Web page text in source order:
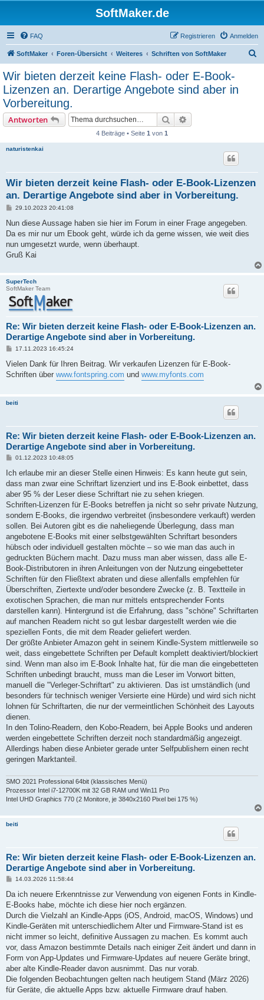
SoftMaker.de
FAQ Anmelden
Registrieren
SoftMaker Foren-Übersicht Weiteres Schriften von SoftMaker
Wir bieten derzeit keine Flash- oder E-Book-
Lizenzen an. Derartige Angebote sind aber in
Vorbereitung.
Antworten Suche
4 Beiträge • Seite 1 von 1
naturistenkai
Wir bieten derzeit keine Flash- oder E-Book-Lizenzen
an. Derartige Angebote sind aber in Vorbereitung.
B
r
a
29.10.2023 20:41:08
Nun diese Aussage haben sie hier im Forum in einer Frage angegeben.
Da es mir nur um Ebook geht, würde ich da gerne wissen, wie weit dies
nun umgesetzt wurde, wenn überhaupt.
Gruß Kai
SuperTech
SoftMaker Team
Re: Wir bieten derzeit keine Flash- oder E-Book-Lizenzen an.
Derartige Angebote sind aber in Vorbereitung.
B
i
r
17.11.2023 16:45:24
Vielen Dank für Ihren Beitrag. Wir verkaufen Lizenzen für E-Book-
Schriften über www.fontspring.com und www.myfonts.com
beiti
Re: Wir bieten derzeit keine Flash- oder E-Book-Lizenzen an.
Derartige Angebote sind aber in Vorbereitung.
B
i
r
a
01.12.2023 10:48:05
Ich erlaube mir an dieser Stelle einen Hinweis: Es kann heute gut sein,
dass man zwar eine Schriftart lizenziert und ins E-Book einbettet, dass
aber 95 % der Leser diese Schriftart nie zu sehen kriegen.
Schriften-Lizenzen für E-Books betreffen ja nicht so sehr private Nutzung,
sondern E-Books, die irgendwo verbreitet (insbesondere verkauft) werden
sollen. Bei Autoren gibt es die naheliegende Überlegung, dass man
angebotene E-Books mit einer selbstgewählten Schriftart besonders
hübsch oder individuell gestalten möchte – so wie man das auch in
gedruckten Büchern macht. Dazu muss man aber wissen, dass alle E-
Book-Distributoren in ihren Anleitungen von der Nutzung eingebetteter
Schriften für den Fließtext abraten und diese allenfalls empfehlen für
Überschriften, Ziertexte und/oder besondere Zwecke (z. B. Textteile in
exotischen Sprachen, die man nur mittels entsprechender Fonts
darstellen kann). Hintergrund ist die Erfahrung, dass "schöne" Schriftarten
auf manchen Readern nicht so gut lesbar dargestellt werden wie die
speziellen Fonts, die mit dem Reader geliefert werden.
Der größte Anbieter Amazon geht in seinem Kindle-System mittlerweile so
weit, dass eingebettete Schriften per Default komplett deaktiviert/blockiert
sind. Wenn man also im E-Book Inhalte hat, für die man die eingebetteten
Schriften unbedingt braucht, muss man die Leser im Vorwort bitten,
manuell die "Verleger-Schriftart" zu aktivieren. Das ist umständlich (und
besonders für technisch weniger Versierte eine Hürde) und wird sich nicht
lohnen für Schriftarten, die nur der vermeintlichen Schönheit des Layouts
dienen.
In den Tolino-Readern, den Kobo-Readern, bei Apple Books und anderen
werden eingebettete Schriften derzeit noch standardmäßig angezeigt.
Allerdings haben diese Anbieter gerade unter Selfpublishern einen recht
geringen Marktanteil.
SMO 2021 Professional 64bit (klassisches Menü)
Prozessor Intel i7-12700K mit 32 GB RAM und Win11 Pro
Intel UHD Graphics 770 (2 Monitore, je 3840x2160 Pixel bei 175 %)
beiti
Re: Wir bieten derzeit keine Flash- oder E-Book-Lizenzen an.
Derartige Angebote sind aber in Vorbereitung.
B
i
r
a
14.03.2026 11:58:44
Da ich neuere Erkenntnisse zur Verwendung von eigenen Fonts in Kindle-
E-Books habe, möchte ich diese hier noch ergänzen.
Durch die Vielzahl an Kindle-Apps (iOS, Android, macOS, Windows) und
Kindle-Geräten mit unterschiedlichem Alter und Firmware-Stand ist es
nicht immer so leicht, definitive Aussagen zu machen. Es kommt auch
vor, dass Amazon bestimmte Details nach einiger Zeit ändert und dann in
Form von App-Updates und Firmware-Updates auf neuere Geräte bringt,
aber alte Kindle-Reader davon ausnimmt. Das nur vorab.
Die folgenden Beobachtungen gelten nach heutigem Stand (März 2026)
für Geräte, die aktuelle Apps bzw. aktuelle Firmware drauf haben.